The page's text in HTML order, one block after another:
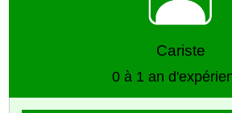
Cariste
0 à 1 an